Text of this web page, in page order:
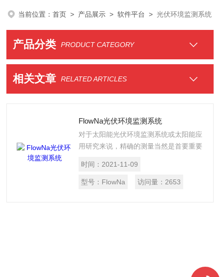
当前位置：首页 > 产品展示 >软件平台 >光伏环境监测系统
产品分类 PRODUCT CATEGORY
相关文章 RELATED ARTICLES
FlowNa光伏环境监测系统
对于太阳能光伏环境监测系统或太阳能应
用研究来说，精确的测量当然是首要重要
还包括许多产生影响的环境因素，例如，
系统的基本供应量，环境温度、组件温
时间： 2021-11-09
型号： FlowNa 访问量： 2653